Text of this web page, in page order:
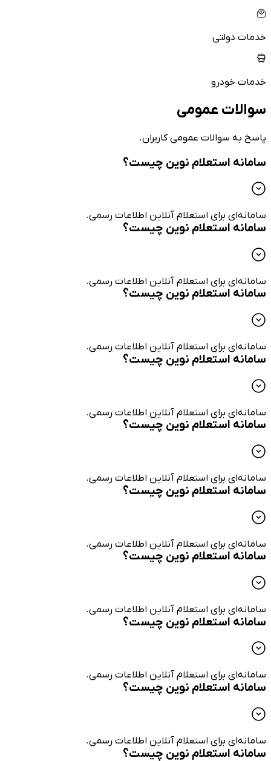
خدمات دولتی
خدمات خودرو
سوالات عمومی
پاسخ به سوالات عمومی کاربران.
سامانه استعلام نوین چیست؟
سامانه‌ای برای استعلام آنلاین اطلاعات رسمی.
سامانه استعلام نوین چیست؟
سامانه‌ای برای استعلام آنلاین اطلاعات رسمی.
سامانه استعلام نوین چیست؟
سامانه‌ای برای استعلام آنلاین اطلاعات رسمی.
سامانه استعلام نوین چیست؟
سامانه‌ای برای استعلام آنلاین اطلاعات رسمی.
سامانه استعلام نوین چیست؟
سامانه‌ای برای استعلام آنلاین اطلاعات رسمی.
سامانه استعلام نوین چیست؟
سامانه‌ای برای استعلام آنلاین اطلاعات رسمی.
سامانه استعلام نوین چیست؟
سامانه‌ای برای استعلام آنلاین اطلاعات رسمی.
سامانه استعلام نوین چیست؟
سامانه‌ای برای استعلام آنلاین اطلاعات رسمی.
سامانه استعلام نوین چیست؟
سامانه‌ای برای استعلام آنلاین اطلاعات رسمی.
سامانه استعلام نوین چیست؟